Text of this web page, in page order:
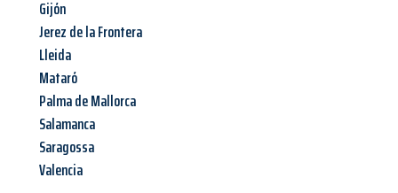
Gijón
Jerez de la Frontera
Lleida
Mataró
Palma de Mallorca
Salamanca
Saragossa
Valencia